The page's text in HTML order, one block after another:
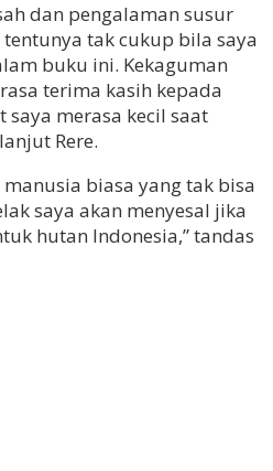
dan pengalaman susur
tak cukup bila saya
buku ini. Kekaguman
terima kasih kepada
merasa kecil saat
Rere.
manusia biasa yang tak bisa
saya akan menyesal jika
hutan Indonesia,” tandas